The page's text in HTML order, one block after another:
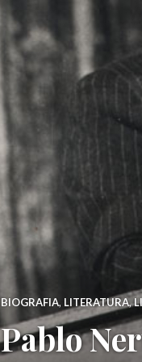
BIOGRAFIA, LITERATURA,
Pablo